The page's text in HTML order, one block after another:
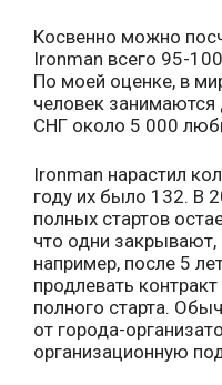
Косвенно можно
Ironman всего 95-
По моей оценке, в
человек
СНГ около 5 000
Ironman нарастил
году их было 132. В
полных стартов
что одни
например, после 5
продлевать
полного старта.
от города-
организационную